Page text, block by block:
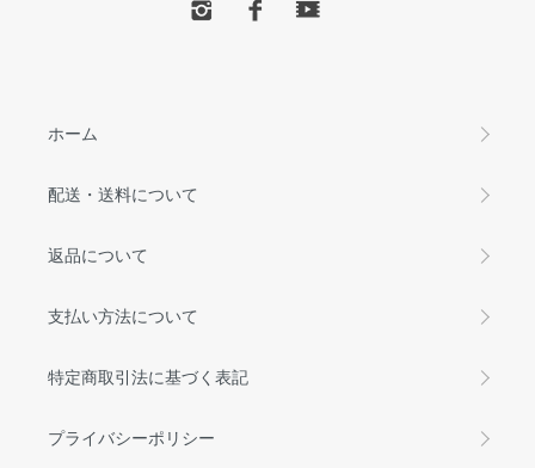
ホーム
配送・送料について
返品について
支払い方法について
特定商取引法に基づく表記
プライバシーポリシー